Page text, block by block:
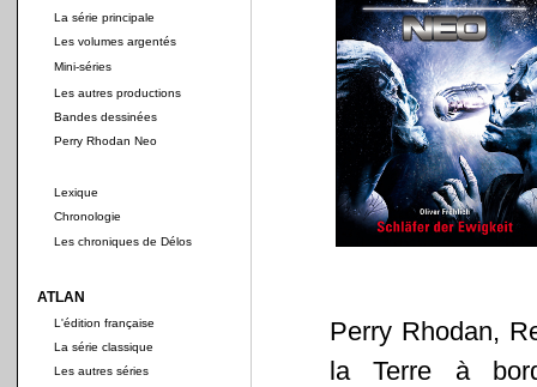
La série principale
Les volumes argentés
Mini-séries
Les autres productions
Bandes dessinées
Perry Rhodan Neo
Lexique
Chronologie
Les chroniques de Délos
ATLAN
L'édition française
La série classique
Les autres séries
Perry Rhodan,
la Terre à